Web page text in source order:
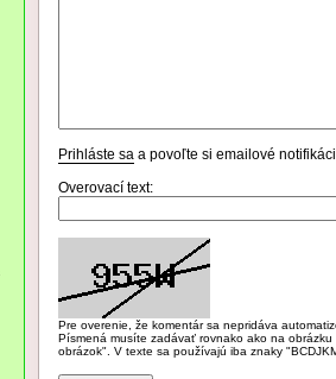
Prihláste sa a povoľte si emailové
Overovací text:
Pre overenie, že komentár sa nepridáva
Písmená musíte zadávať rovnako ako na
obrázok". V texte sa používajú iba znaky